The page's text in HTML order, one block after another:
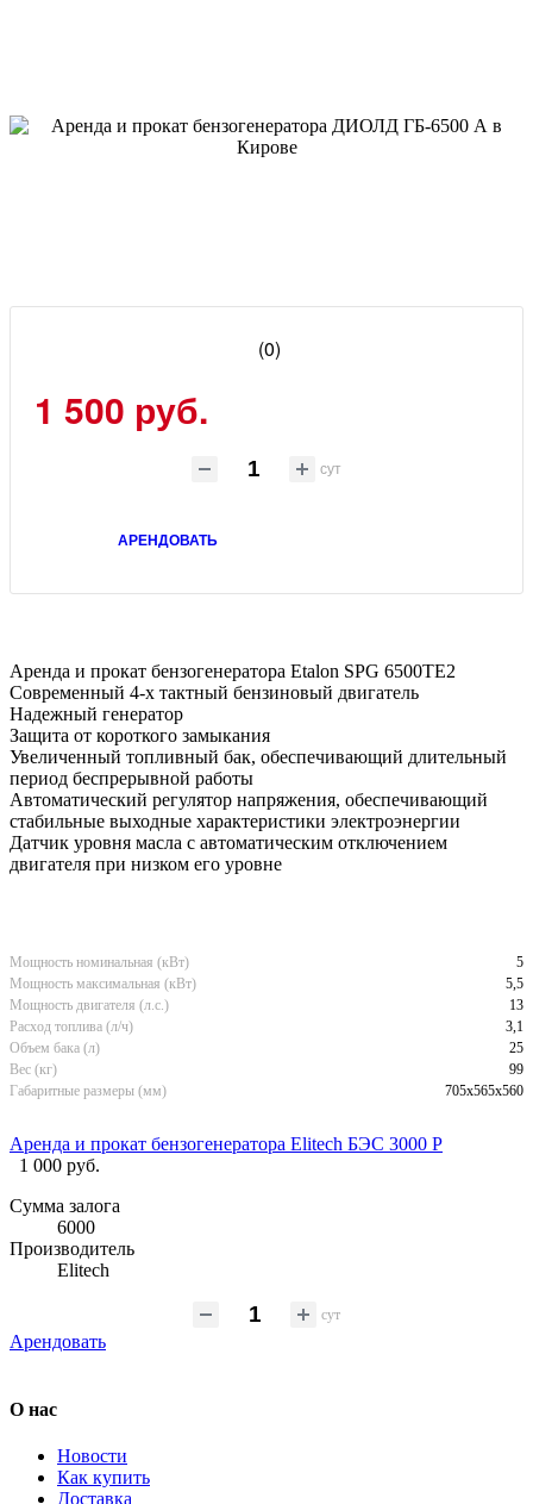
(0)
1 500 руб.
сут
АРЕНДОВАТЬ
Аренда и прокат бензогенератора Etalon SPG 6500TE2
Современный 4-х тактный бензиновый двигатель
Надежный генератор
Защита от короткого замыкания
Увеличенный топливный бак, обеспечивающий длительный
период беспрерывной работы
Автоматический регулятор напряжения, обеспечивающий
стабильные выходные характеристики электроэнергии
Датчик уровня масла с автоматическим отключением
двигателя при низком его уровне
Мощность номинальная (кВт)
5
Мощность максимальная (кВт)
5,5
Мощность двигателя (л.с.)
13
Расход топлива (л/ч)
3,1
Объем бака (л)
25
Вес (кг)
99
Габаритные размеры (мм)
705х565х560
Аренда и прокат бензогенератора Elitech БЭС 3000 Р
1 000 руб.
Сумма залога
6000
Производитель
Elitech
сут
Арендовать
О нас
Новости
Как купить
Доставка